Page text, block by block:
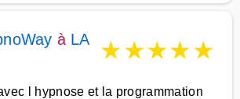
à LA
★★★★★
l hypnose et la programmation